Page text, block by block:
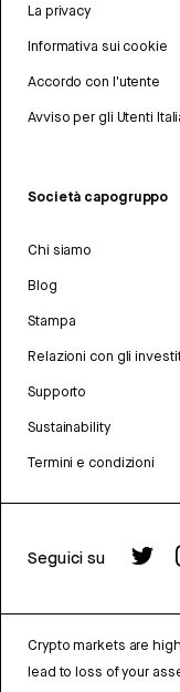
La privacy
Informativa sui cookie
Accordo con l'utente
Avviso per gli Utenti
Società capogruppo
Chi siamo
Blog
Stampa
Relazioni con gli
Supporto
Sustainability
Termini e condizioni
Seguici su
Crypto markets are
lead to loss of your